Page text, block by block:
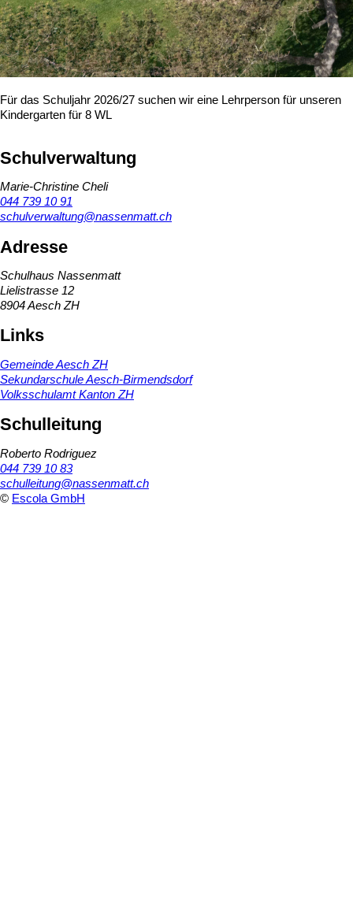
Für das Schuljahr 2026/27 suchen wir eine Lehrperson für unseren
Kindergarten für 8 WL
Schulverwaltung
Marie-Christine Cheli
044 739 10 91
schulverwaltung@nassenmatt.ch
Adresse
Schulhaus Nassenmatt
Lielistrasse 12
8904 Aesch ZH
Links
Gemeinde Aesch ZH
Sekundarschule Aesch-Birmendsdorf
Volksschulamt Kanton ZH
Schulleitung
Roberto Rodriguez
044 739 10 83
schulleitung@nassenmatt.ch
© Escola GmbH